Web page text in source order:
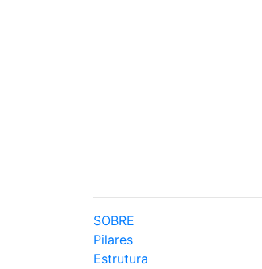
SOBRE
Pilares
Estrutura